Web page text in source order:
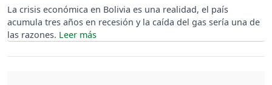
La crisis económica en Bolivia es una realidad, el país
acumula tres años en recesión y la caída del gas sería una de
las razones.